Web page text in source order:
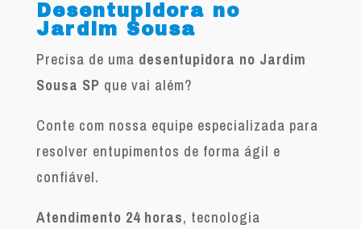
Desentupidora no
Jardim Sousa
Precisa de uma desentupidora no Jardim
Sousa SP que vai além?
Conte com nossa equipe especializada para
resolver entupimentos de forma ágil e
confiável.
Atendimento 24 horas, tecnologia